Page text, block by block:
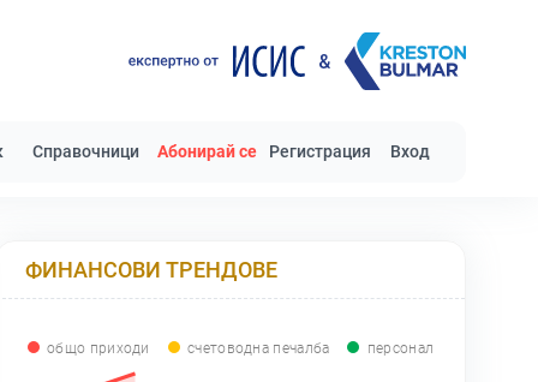
Справочници Абонирай се Регистрация Вход
ФИНАНСОВИ ТРЕНДОВЕ
общо приходи счетоводна печалба персонал